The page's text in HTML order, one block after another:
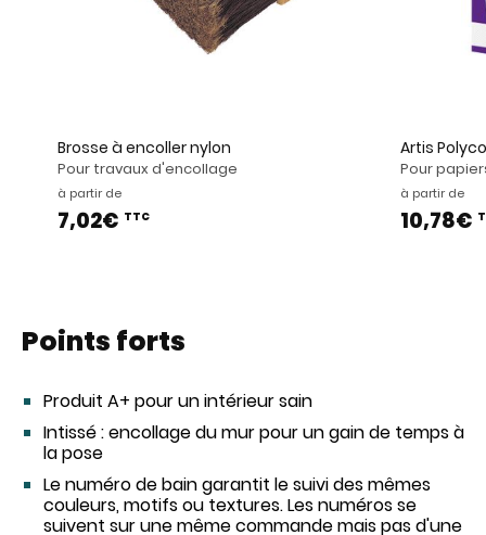
Brosse à encoller nylon
Pour travaux d'encollage
à partir de
7,02€ TTC
Artis
Pour
à partir de
10,78€
Points forts
Produit A+ pour un intérieur sain
Intissé : encollage du mur pour un gain de temps à
la pose
Le numéro de bain garantit le suivi des mêmes
couleurs, motifs ou textures. Les numéros se
suivent sur une même commande mais pas d'une